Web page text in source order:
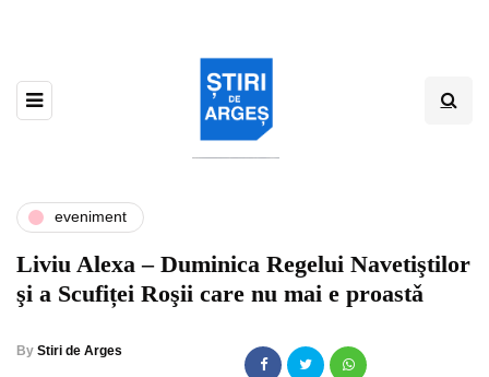
eveniment
Liviu Alexa – Duminica Regelui Navetiştilor
şi a Scufiței Roşii care nu mai e proastǎ
By Stiri de Arges